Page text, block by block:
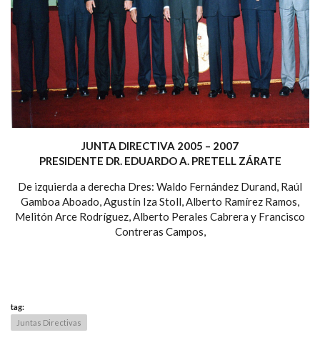
JUNTA DIRECTIVA 2005 – 2007
PRESIDENTE DR. EDUARDO A. PRETELL ZÁRATE
De izquierda a derecha Dres: Waldo Fernández Durand, Raúl
Gamboa Aboado, Agustín Iza Stoll, Alberto Ramírez Ramos,
Melitón Arce Rodríguez, Alberto Perales Cabrera y Francisco
Contreras Campos,
tag:
Juntas Directivas